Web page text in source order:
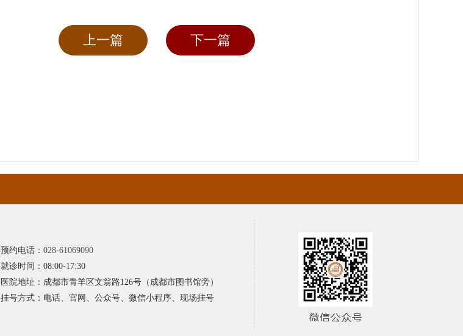
上一篇 下一篇
预约电话： 028-61069090
就诊时间：08:00-17:30
医院地址：成都市青羊区文翁路126号（成都市图书馆旁）
挂号方式：电话、官网、公众号、微信小程序、现场挂号